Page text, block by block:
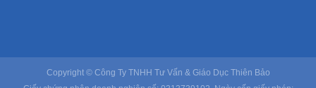
Copyright © Công Ty TNHH Tư Vấn & Giáo Dục Thiên Bảo